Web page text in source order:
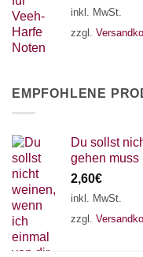
inkl. MwSt.
zzgl.
EMPFOHLENE
Du sollst
gehen muss
2,60€
inkl. MwSt.
zzgl.